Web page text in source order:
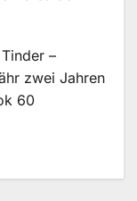
–
zwei Jahren
60